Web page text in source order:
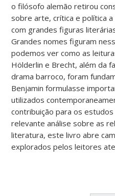
o filósofo alemão retirou
sobre arte, crítica e política
com grandes figuras
Grandes nomes figuram
podemos ver como as
Hölderlin e Brecht, além da
drama barroco, foram
Benjamin formulasse
utilizados
contribuição para os
relevante análise sobre as
literatura, este livro abre
explorados pelos leitores